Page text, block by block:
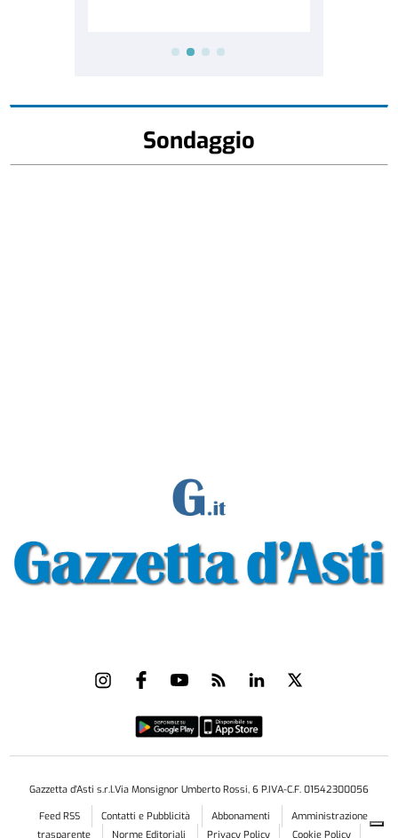
Sondaggio
Gazzetta d'Asti s.r.l.Via Monsignor Umberto Rossi, 6 P.IVA-C.F. 01542300056
Feed RSS
Contatti e Pubblicità Abbonamenti
Amministrazione
trasparente
Norme Editoriali Privacy Policy Cookie Policy